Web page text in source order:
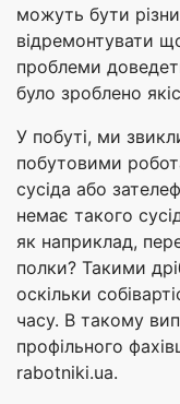
можуть бути
відремонтувати
проблеми
було зроблено
У побуті, ми
побутовими
сусіда або
немає такого
як наприклад,
полки? Такими
оскільки
часу. В такому
профільного
rabotniki.ua.